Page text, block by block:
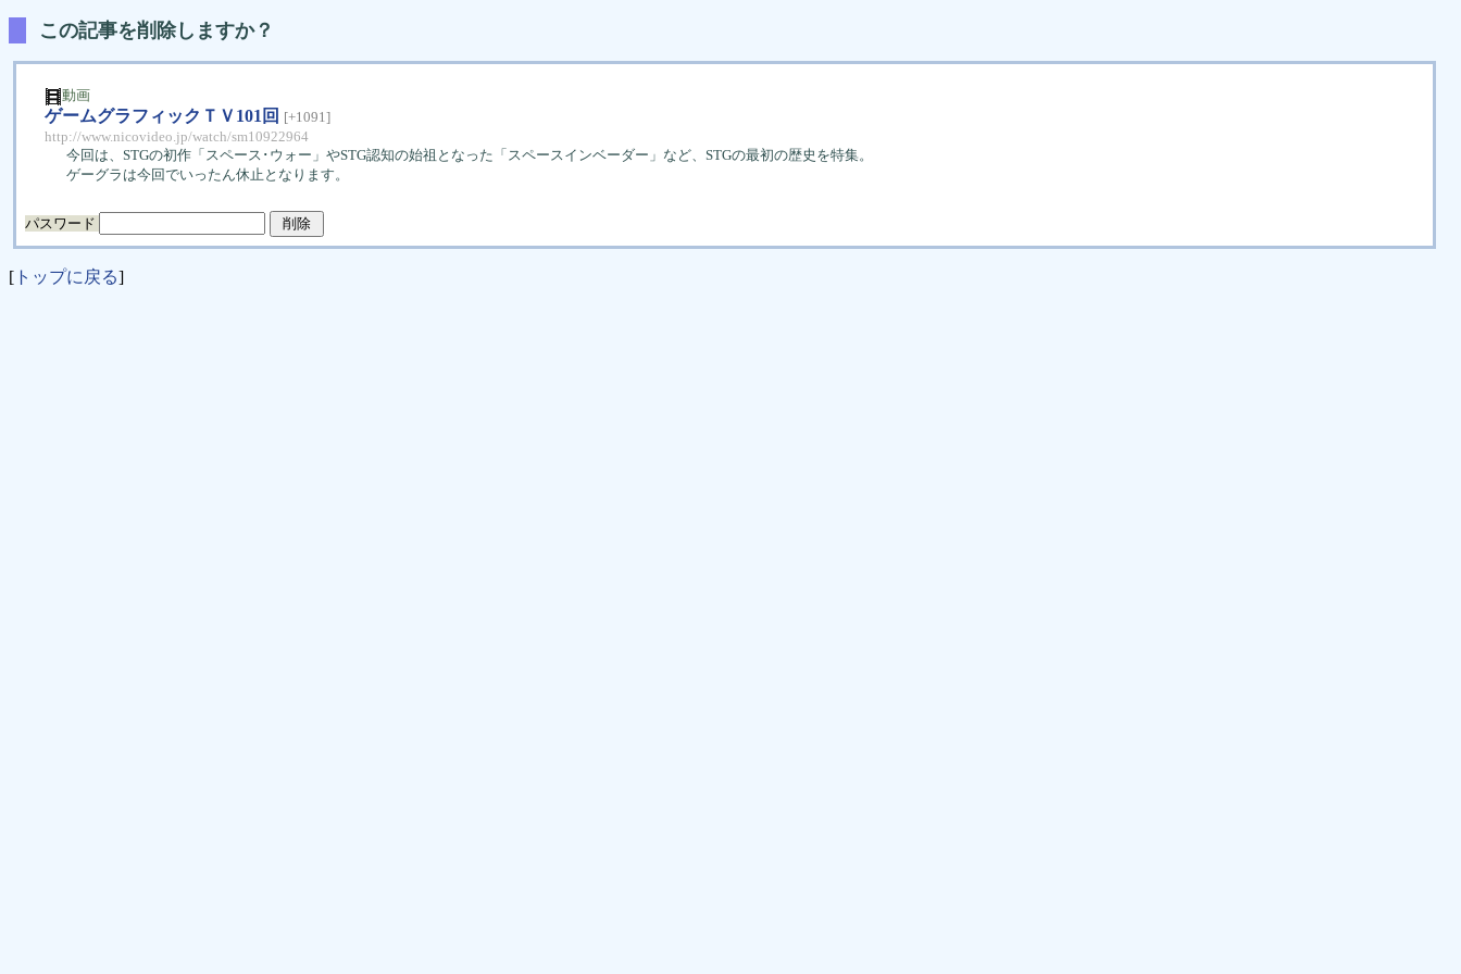
この記事を削除しますか？
動画
ゲームグラフィックＴＶ101回 [+1091]
http://www.nicovideo.jp/watch/sm10922964
今回は、STGの初作「スペース･ウォー」やSTG認知の始祖となった「スペースインベーダー」など、STGの最初の歴史を特集。
ゲーグラは今回でいったん休止となります。
パスワード
[ トップに戻る]